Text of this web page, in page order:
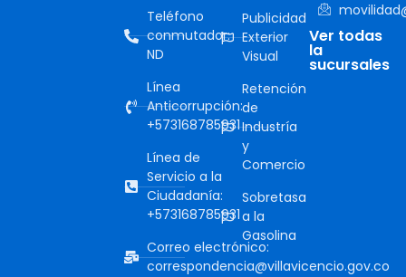
Teléfono
conmutador:
ND
Línea
Anticorrupción:
+573168785931
Línea de
Servicio a la
Ciudadanía:
+573168785931
Correo electrónico:
correspondencia@villavicencio.gov.co
Publicidad
Exterior
Visual
Retención
de
Industría
y
Comercio
Sobretasa
a la
Gasolina
Ver todas
la
sucursales